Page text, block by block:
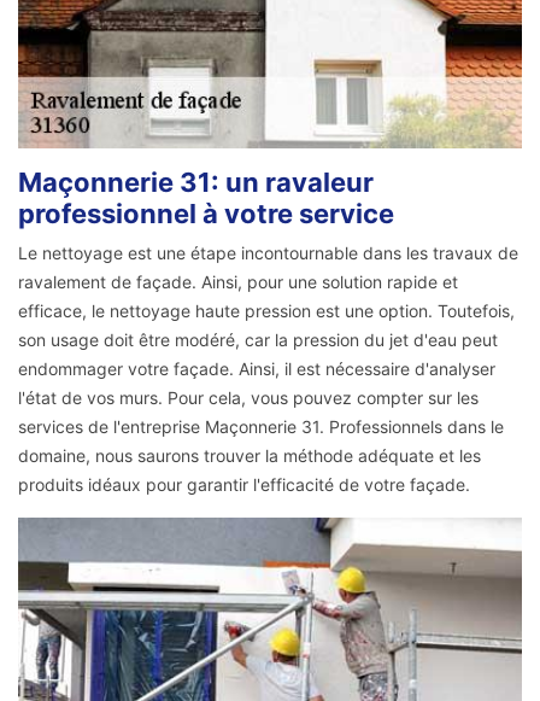
Maçonnerie 31: un ravaleur
professionnel à votre service
Le nettoyage est une étape incontournable dans les travaux de
ravalement de façade. Ainsi, pour une solution rapide et
efficace, le nettoyage haute pression est une option. Toutefois,
son usage doit être modéré, car la pression du jet d'eau peut
endommager votre façade. Ainsi, il est nécessaire d'analyser
l'état de vos murs. Pour cela, vous pouvez compter sur les
services de l'entreprise Maçonnerie 31. Professionnels dans le
domaine, nous saurons trouver la méthode adéquate et les
produits idéaux pour garantir l'efficacité de votre façade.